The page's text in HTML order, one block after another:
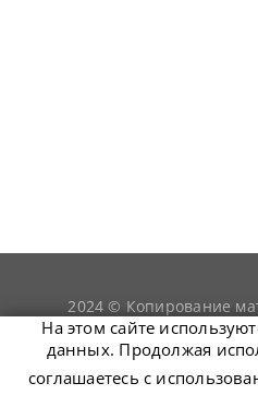
2024 © Копирование
только при условии
На этом сайте
данных. Продолжая
соглашаетесь с